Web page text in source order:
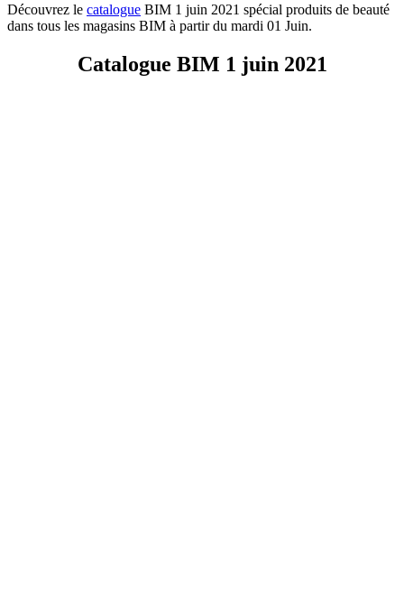
Découvrez le catalogue BIM 1 juin 2021 spécial produits de beauté
dans tous les magasins BIM à partir du mardi 01 Juin.
Catalogue BIM 1 juin 2021